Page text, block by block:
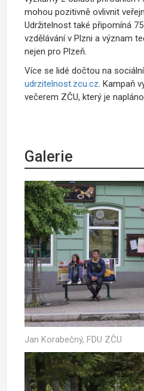
mohou pozitivně ovlivnit
Udržitelnost také připomíná
vzdělávání v Plzni a význam
nejen pro Plzeň.
Více se lidé dočtou na
udrzitelnost.zcu.cz. Kampaň
večerem ZČU, který je
Galerie
Jan Korabečný, FDU ZČU